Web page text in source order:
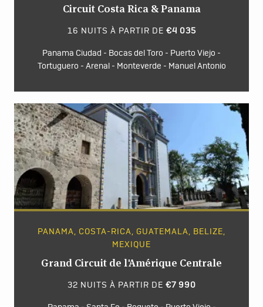
Circuit Costa Rica & Panama
16 NUITS À PARTIR DE €4 035
Panama Ciudad - Bocas del Toro - Puerto Viejo -
Tortuguero - Arenal - Monteverde - Manuel Antonio
PANAMA, COSTA-RICA, GUATEMALA, BELIZE,
MEXIQUE
Grand Circuit de l'Amérique Centrale
32 NUITS À PARTIR DE €7 990